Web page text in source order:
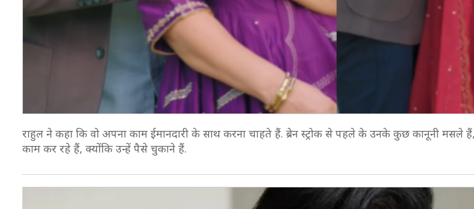
राहुल ने कहा कि वो अपना काम ईमानदारी के साथ करना चाहते हैं. ब्रेन स्ट्रोक से पहले के उनके कुछ कानूनी मसले
काम कर रहे हैं, क्योंकि उन्हें पैसे चुकाने हैं.